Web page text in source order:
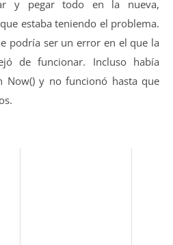
y pegar todo en la nueva,
estaba teniendo el problema.
podría ser un error en el que la
de funcionar. Incluso había
Now() y no funcionó hasta que